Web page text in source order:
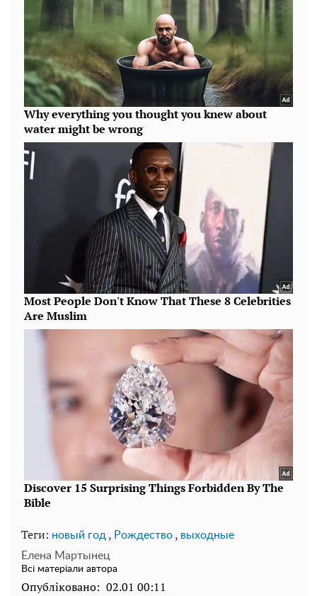
Теги: новый год , Рождество , выходные
Елена Мартынец
Всі матеріали автора
Опубліковано: 02.01 00:11